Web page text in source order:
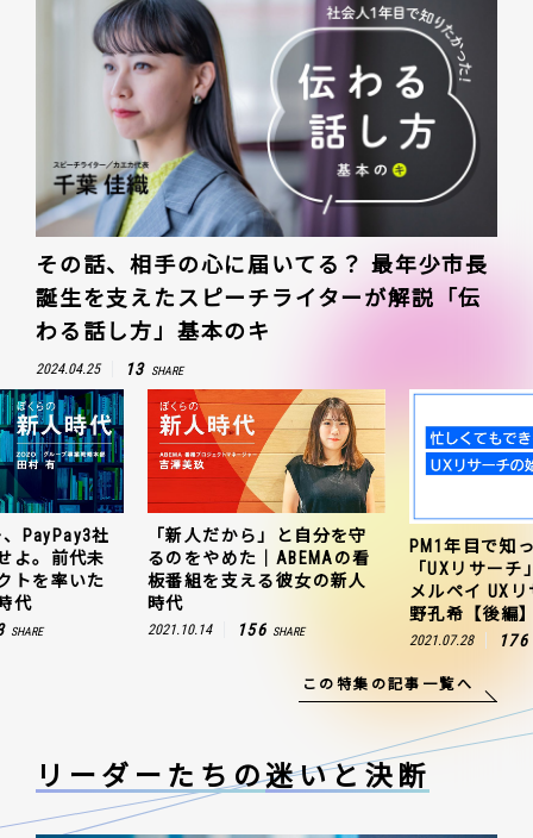
その話、相手の心に届いてる？ 最年少市長
誕生を支えたスピーチライターが解説「伝
わる話し方」基本のキ
2024.04.25 13 SHARE
PayPay3社
よ。前代未
トを率いた
代
SHARE
「新人だから」と自分を守
るのをやめた｜ABEMAの看
板番組を支える彼女の新人
時代
2021.10.14 156 SHARE
PM1年目で知
「UXリサー
メルペイ UX
野孔希【後編
2021.07.28 176
この特集の記事一覧へ
リーダーたちの迷いと決断